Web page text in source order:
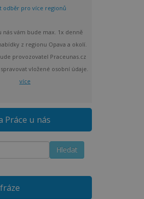
odběr pro více regionů
nás vám bude max. 1x denně
z regionu Opava a okolí.
provozovatel Praceunas.cz
vložené osobní údaje.
více
Práce u nás